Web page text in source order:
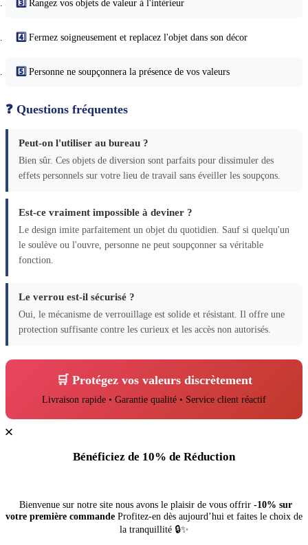
3️⃣ Rangez vos objets de valeur à l'intérieur
4️⃣ Fermez soigneusement et replacez l'objet dans son décor
5️⃣ Personne ne soupçonnera la présence de vos valeurs
❓ Questions fréquentes
Peut-on l'utiliser au bureau ?
Bien sûr. Ces objets de diversion sont parfaits pour dissimuler des
effets personnels sur votre lieu de travail sans éveiller les soupçons.
Est-ce vraiment impossible à deviner ?
Le design imite parfaitement un objet du quotidien. Sauf si quelqu'un
le soulève ou l'ouvre, personne ne peut soupçonner sa véritable
fonction.
Le verrou est-il sécurisé ?
Oui, le mécanisme de verrouillage est solide et résistant. Il offre une
protection suffisante contre les curieux et les accès non autorisés.
🛒 Protégez vos valeurs discrètement
Livraison rapide • Garantie qualité • Service client réactif
Bénéficiez de 10% de Réduction
Bienvenue sur notre site nous avons le plaisir de vous offrir -10% sur
votre première commande Profitez-en dès aujourd’hui et faites le choix de
la tranquillité 🔒✨